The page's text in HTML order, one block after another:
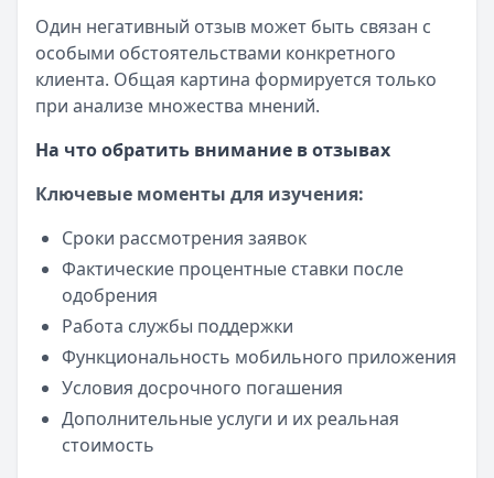
Один негативный отзыв может быть связан с
особыми обстоятельствами конкретного
клиента. Общая картина формируется только
при анализе множества мнений.
На что обратить внимание в отзывах
Ключевые моменты для изучения:
Сроки рассмотрения заявок
Фактические процентные ставки после
одобрения
Работа службы поддержки
Функциональность мобильного приложения
Условия досрочного погашения
Дополнительные услуги и их реальная
стоимость